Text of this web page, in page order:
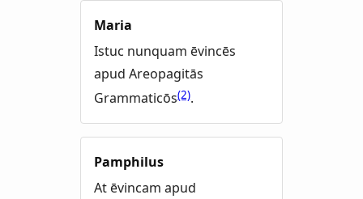
Maria
Istuc nunquam ēvincēs
apud Areopagitās
Grammaticōs(2).
Pamphilus
At ēvincam apud